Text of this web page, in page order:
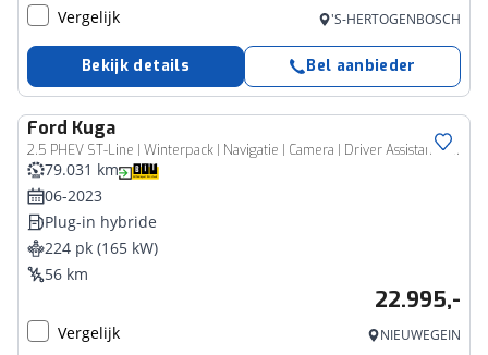
Vergelijk 'S-HERTOGENBOSCH
Bekijk details Bel aanbieder
Ford Kuga
2.5 PHEV ST-Line | Winterpack | Navigatie | Camera | Driver Assistance Pack | B&O Audio |
79.031 km
06-2023
Plug-in hybride
224 pk (165 kW)
56 km
22.995,-
Vergelijk NIEUWEGEIN